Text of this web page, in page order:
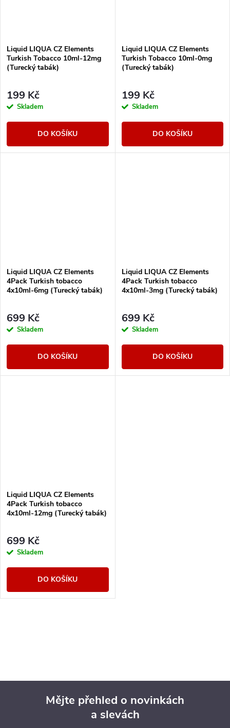
Liquid LIQUA CZ Elements
Turkish Tobacco 10ml-12mg
(Turecký tabák)
199 Kč
Skladem
DO KOŠÍKU
Liquid LIQUA CZ Elements
Turkish Tobacco 10ml-0mg
(Turecký tabák)
199 Kč
Skladem
DO KOŠÍKU
Liquid LIQUA CZ Elements
4Pack Turkish tobacco
4x10ml-6mg (Turecký tabák)
699 Kč
Skladem
DO KOŠÍKU
Liquid LIQUA CZ Elements
4Pack Turkish tobacco
4x10ml-3mg (Turecký tabák)
699 Kč
Skladem
DO KOŠÍKU
Liquid LIQUA CZ Elements
4Pack Turkish tobacco
4x10ml-12mg (Turecký tabák)
699 Kč
Skladem
DO KOŠÍKU
Mějte přehled o novinkách
a slevách